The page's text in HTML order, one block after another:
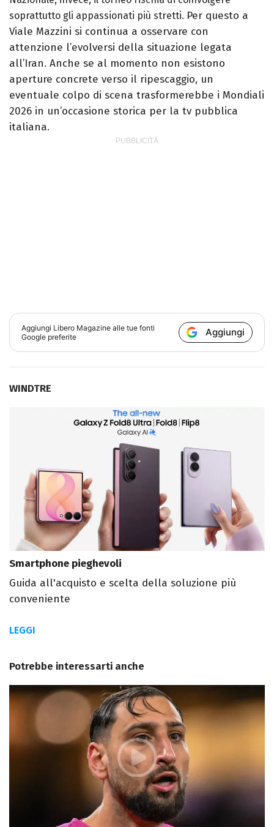
soprattutto gli appassionati più stretti. Per questo a
Viale Mazzini si continua a osservare con
attenzione l’evolversi della situazione legata
all’Iran. Anche se al momento non esistono
aperture concrete verso il ripescaggio, un
eventuale colpo di scena trasformerebbe i Mondiali
2026 in un’occasione storica per la tv pubblica
italiana.
Aggiungi Libero Magazine alle tue fonti
Google preferite
Aggiungi
WINDTRE
Smartphone pieghevoli
Guida all'acquisto e scelta della soluzione più
conveniente
LEGGI
Potrebbe interessarti anche